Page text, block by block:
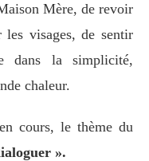
Mère, de revoir
visages, de sentir
dans la simplicité,
chaleur.
en cours, le thème du
».